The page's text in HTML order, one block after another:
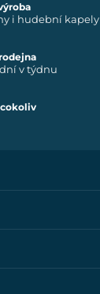
i hudební kapely
v týdnu
cokoliv